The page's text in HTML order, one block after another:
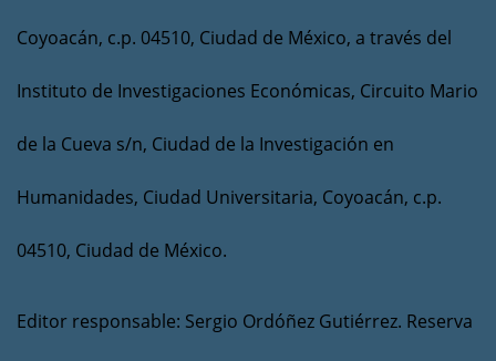
Coyoacán, c.p. 04510, Ciudad de México, a través del
Instituto de Investigaciones Económicas, Circuito Mario
de la Cueva s/n, Ciudad de la Investigación en
Humanidades, Ciudad Universitaria, Coyoacán, c.p.
04510, Ciudad de México.
Editor responsable: Sergio Ordóñez Gutiérrez. Reserva